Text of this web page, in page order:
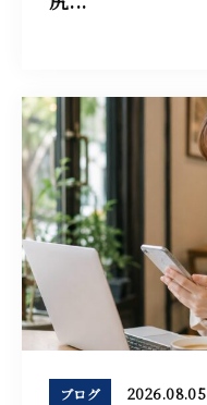
ブログ 2026.08.05